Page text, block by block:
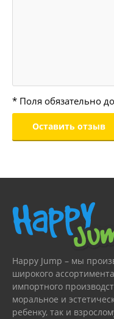
* Поля обязательно
Happy Jump – мы
широкого
импортного
моральное и
ребенку, так и